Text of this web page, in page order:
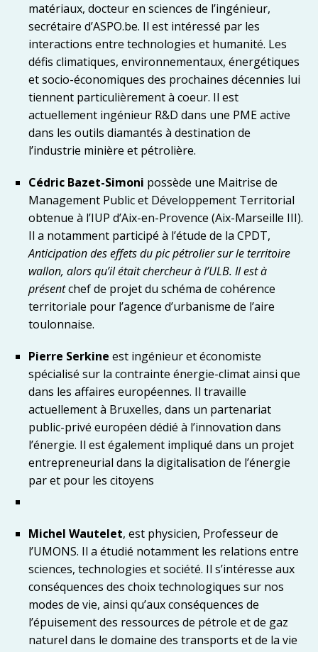
matériaux, docteur en sciences de l’ingénieur,
secrétaire d’ASPO.be. Il est intéressé par les
interactions entre technologies et humanité. Les
défis climatiques, environnementaux, énergétiques
et socio-économiques des prochaines décennies lui
tiennent particulièrement à coeur. Il est
actuellement ingénieur R&D dans une PME active
dans les outils diamantés à destination de
l’industrie minière et pétrolière.
Cédric Bazet-Simoni possède une Maitrise de
Management Public et Développement Territorial
obtenue à l’IUP d’Aix-en-Provence (Aix-Marseille III).
Il a notamment participé à l’étude de la CPDT,
Anticipation des effets du pic pétrolier sur le territoire
wallon, alors qu’il était chercheur à l’ULB. Il est à
présentchef de projet du schéma de cohérence
territoriale pour l’agence d’urbanisme de l’aire
toulonnaise.
Pierre Serkine est ingénieur et économiste
spécialisé sur la contrainte énergie-climat ainsi que
dans les affaires européennes. Il travaille
actuellement à Bruxelles, dans un partenariat
public-privé européen dédié à l’innovation dans
l’énergie. Il est également impliqué dans un projet
entrepreneurial dans la digitalisation de l’énergie
par et pour les citoyens
Michel Wautelet, est physicien, Professeur de
l’UMONS. Il a étudié notamment les relations entre
sciences, technologies et société. Il s’intéresse aux
conséquences des choix technologiques sur nos
modes de vie, ainsi qu’aux conséquences de
l’épuisement des ressources de pétrole et de gaz
naturel dans le domaine des transports et de la vie